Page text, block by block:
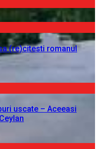
(re)citesti romanul
uscate – Aceeasi